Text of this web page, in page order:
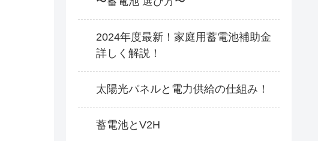
2024年度最新！家庭用蓄電池補助金
詳しく解説！
太陽光パネルと電力供給の仕組み！
蓄電池とV2H